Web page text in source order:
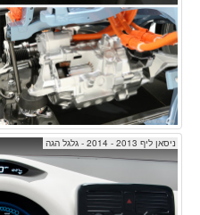
ניסאן ליף 2013 - 2014 - גלגל הגה